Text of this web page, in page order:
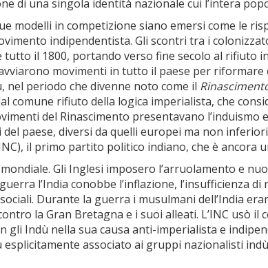
di una singola identità nazionale cui l’intera
modelli in competizione siano emersi come le
indipendentista. Gli scontri tra i
tutto il 1800, portando verso fine secolo al rifiuto
movimenti in tutto il paese per riformare
nel periodo che divenne noto come il
comune rifiuto della logica imperialista, che
del Rinascimento presentavano l’induismo
paese, diversi da quelli europei ma non
il primo partito politico indiano, che è ancora
Gli Inglesi imposero l’arruolamento e
l’India conobbe l’inflazione, l’insufficienza
Durante la guerra i musulmani dell’India
la Gran Bretagna e i suoi alleati. L’INC usò il
gli Indù nella sua causa anti-imperialista e
esplicitamente associato ai gruppi nazionalisti